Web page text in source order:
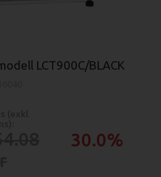
LCT900C/BLACK
30.0%